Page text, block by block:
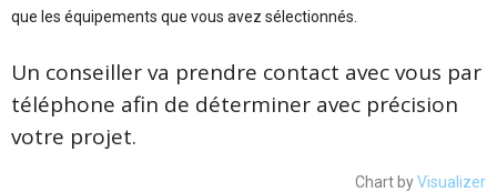
que les équipements que vous avez sélectionnés.
Un conseiller va prendre contact avec vous par
téléphone afin de déterminer avec précision
votre projet.
Chart byVisualizer